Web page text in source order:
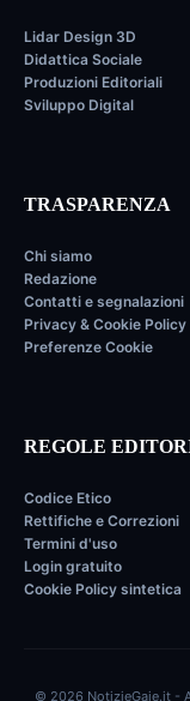
Lidar Design 3D
Didattica Sociale
Produzioni Editoriali
Sviluppo Digital
TRASPARENZA
Chi siamo
Redazione
Contatti e segnalazioni
Privacy & Cookie Policy
Preferenze Cookie
REGOLE
Codice Etico
Rettifiche e Correzioni
Termini d'uso
Login gratuito
Cookie Policy sintetica
© 2026 NotizieGaie.it -